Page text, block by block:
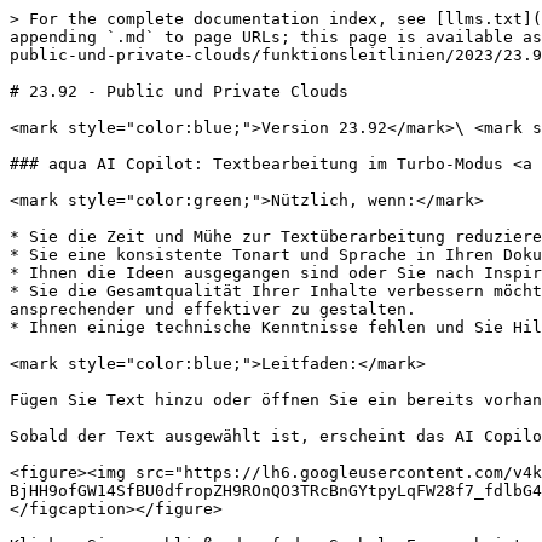
> For the complete documentation index, see [llms.txt](https://docs.aqua-cloud.io/documentation/llms.txt). Markdown versions of documentation pages are available by appending `.md` to page URLs; this page is available as [Markdown](https://docs.aqua-cloud.io/documentation/de-documentation/produktaktualisierungen-fur-kunden-von-public-und-private-clouds/funktionsleitlinien/2023/23.92-public-und-private-clouds.md).

# 23.92 - Public und Private Clouds

<mark style="color:blue;">Version 23.92</mark>\ <mark style="color:blue;">Datum: 23.08.2023</mark>

### aqua AI Copilot: Textbearbeitung im Turbo-Modus <a href="#aqua_ai_copilot_textbearbeitung_im_turbo-modus" id="aqua_ai_copilot_textbearbeitung_im_turbo-modus"></a>

<mark style="color:green;">Nützlich, wenn:</mark>

* Sie die Zeit und Mühe zur Textüberarbeitung reduzieren möchten.
* Sie eine konsistente Tonart und Sprache in Ihren Dokumenten beibehalten müssen.
* Ihnen die Ideen ausgegangen sind oder Sie nach Inspiration suchen.
* Sie die Gesamtqualität Ihrer Inhalte verbessern möchten, Sätze verfeinern, die Klarheit verbessern und alternative Formulierungen vorschlagen möchten, um Ihren Text ansprechender und effektiver zu gestalten.
* Ihnen einige technische Kenntnisse fehlen und Sie Hilfe bei der Erstellung von hochwertigen Inhalten in verschiedenen Kontexten benötigen.

<mark style="color:blue;">Leitfaden:</mark>

Fügen Sie Text hinzu oder öffnen Sie ein bereits vorhandenes Element mit Inhalt. Wählen Sie dann einen Satz oder einen Absatz aus, den Sie bearbeiten möchten.

Sobald der Text ausgewählt ist, erscheint das AI Copilot-Symbol daneben.

<figure><img src="https://lh6.googleusercontent.com/v4kEx-BjHH9ofGW14SfBU0dfropZH9ROnQO3TRcBnGYtpyLqFW28f7_fdlbG4IUWBxjIzShjpDuh8tv3Fe9dUvV_O_ySKfAeEKDIrgJNBlesyyiENpKiIqAo3brIjZ2Rw7AP6ISncbSAJgQ-RujkwY4" alt=""><figcaption></figcaption></figure>

Klicken Sie anschließend auf das Symbol. Es erscheint ein Dialogfeld, in dem Sie Ihre individuelle Anfrage für den AI Copilot eingeben oder eine der vorab ausgewählten Optionen auswählen können.

<figure><img src="https://lh4.googleusercontent.com/OMh_pg8tVD_Hn8KTSnNYn6SL29BY8HC0bDF4PFDmhu1-gc_ygMPqHKJpJxy5_1F4tjEKzopiVL_vUsXoSVu6wWMXWzBP_AmyRZl6yJ2jEhlIvNd8eubMYB4upAY27SrRhtsNPyWLLEzUOlQICdVUrug" alt=""><figcaption></figcaption></figure>

<figure><img src="https://lh6.googleusercontent.com/640nkv6lizz5GAROfUmlowtSdHB3KoES71njc65LUPEaj0P3DSVcMPDLgy2qXN0ZK0bz10Q2CLucTzjdc7aOsfdi2P-jwsoZQ_cxZ5E4HpjNzY-7nebTBPMzzif-OnF3PWbhiJc5vSALzanjX-rROCs" alt=""><figcaption></figcaption></figure>

Innerhalb weniger Sekunden erhalten Sie den verbesserten Text. Sie können entweder den alten Text ersetzen oder den neuen Text darunter hinzufügen, um später weitere Vergleiche oder Anpassungen an beiden vorzunehmen.

Es ist auch möglich, den Text erneut zu generieren, um bessere Ergebnisse zu erzielen, oder individuelle Anweisungen bereitzustellen, wenn das Ergebnis nicht Ihren Erwartungen entspricht.

{% hint style="info" %}
Hinweis: AI Copilot funktioniert derzeit nur mit englischem Text, aber in der nächsten Version werden wir auch Unterstützung für die deutsche Sprache hinzufügen.
{% endhint %}

### Verknüpfte Jira Issues in Berichten: Erfahren Sie mehr! <a href="#verknpfte_jira_issues_in_berichten_erfahren_sie_mehr"